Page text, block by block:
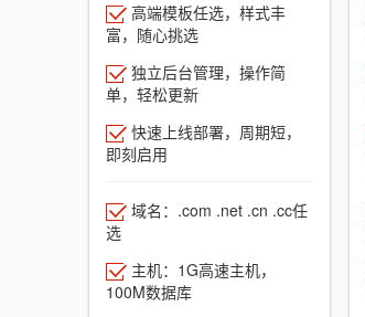
高端模板任选，样式丰
富，随心挑选
独立后台管理，操作简
单，轻松更新
快速上线部署，周期短，
即刻启用
域名：.com .net .cn .cc任
选
主机：1G高速主机，
100M数据库